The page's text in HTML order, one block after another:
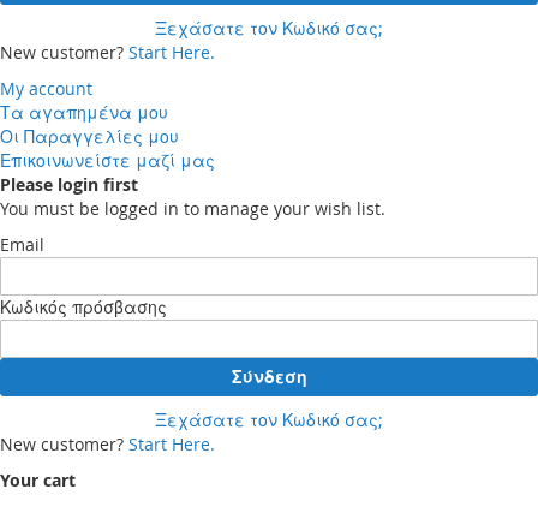
Ξεχάσατε τον Κωδικό σας;
New customer? Start Here.
My account
Τα αγαπημένα μου
Οι Παραγγελίες μου
Επικοινωνείστε μαζί μας
Please login first
You must be logged in to manage your wish list.
Email
Κωδικός πρόσβασης
Σύνδεση
Ξεχάσατε τον Κωδικό σας;
New customer? Start Here.
Your cart